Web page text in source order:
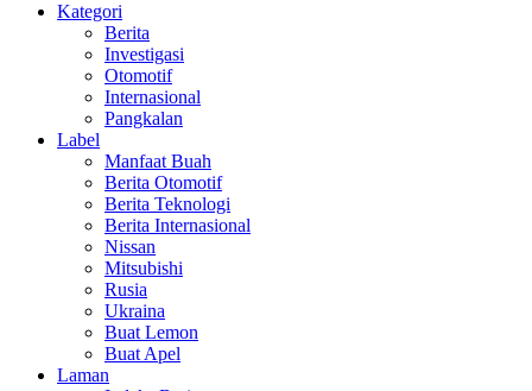
Kategori
Berita
Investigasi
Otomotif
Internasional
Pangkalan
Label
Manfaat Buah
Berita Otomotif
Berita Teknologi
Berita Internasional
Nissan
Mitsubishi
Rusia
Ukraina
Buat Lemon
Buat Apel
Laman